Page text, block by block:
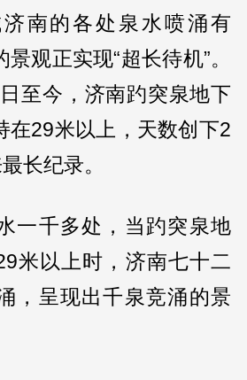
南的各处泉水喷涌有
观正实现“超长待机”。
至今，济南趵突泉地下
在29米以上，天数创下2
长纪录。
一千多处，当趵突泉地
米以上时，济南七十二
，呈现出千泉竞涌的景